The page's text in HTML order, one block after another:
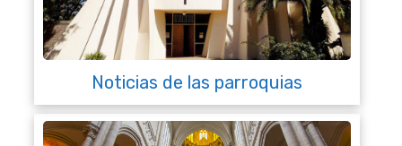
Noticias de las parroquias